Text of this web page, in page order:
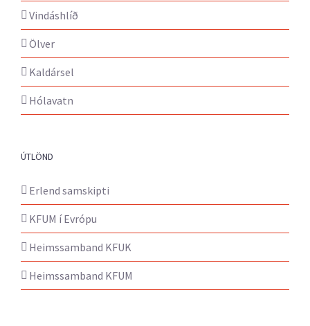
Vindáshlíð
Ölver
Kaldársel
Hólavatn
ÚTLÖND
Erlend samskipti
KFUM í Evrópu
Heimssamband KFUK
Heimssamband KFUM